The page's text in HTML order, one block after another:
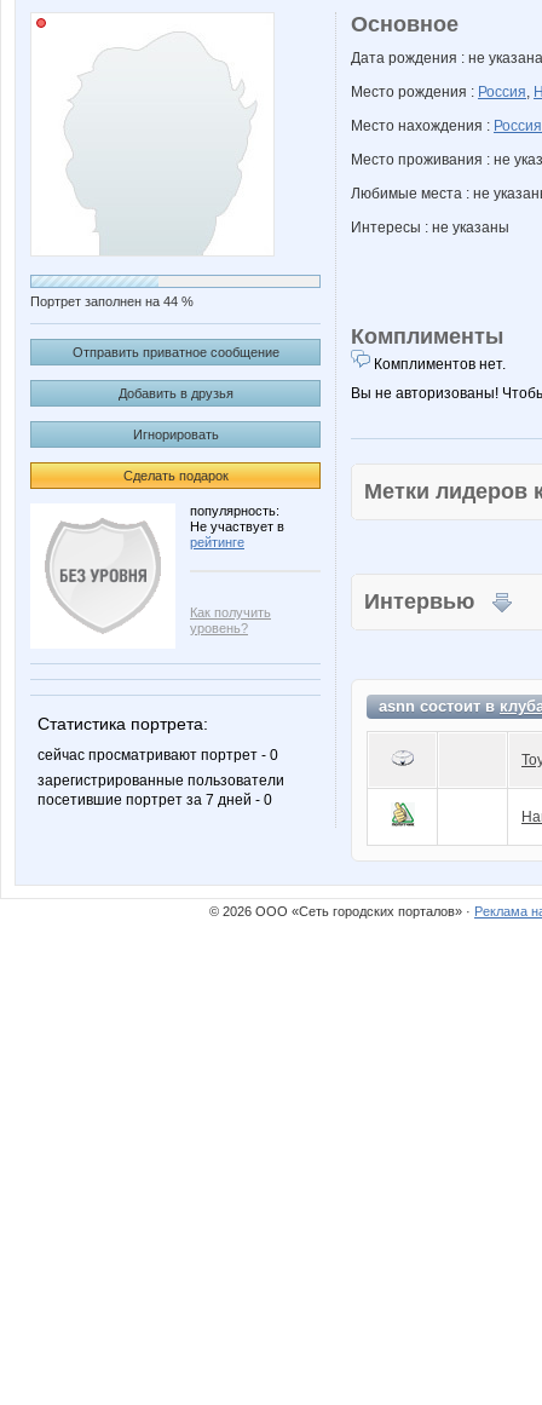
Портрет заполнен на 44 %
Отправить приватное сообщение
Добавить в друзья
Игнорировать
Сделать подарок
популярность:
Не участвует в
рейтинге
Как получить
уровень?
Статистика портрета:
сейчас просматривают портрет - 0
зарегистрированные пользователи
посетившие портрет за 7 дней - 0
Основное
Дата рождения : не указана
Место рождения : Россия,
Место нахождения : Россия
Место проживания : не
Любимые места : не
Интересы : не указаны
Комплименты
Комплиментов нет.
Вы не авторизованы!
Метки
Интервью
asnn состоит в
© 2026 ООО «Сеть городских порталов» · Реклама